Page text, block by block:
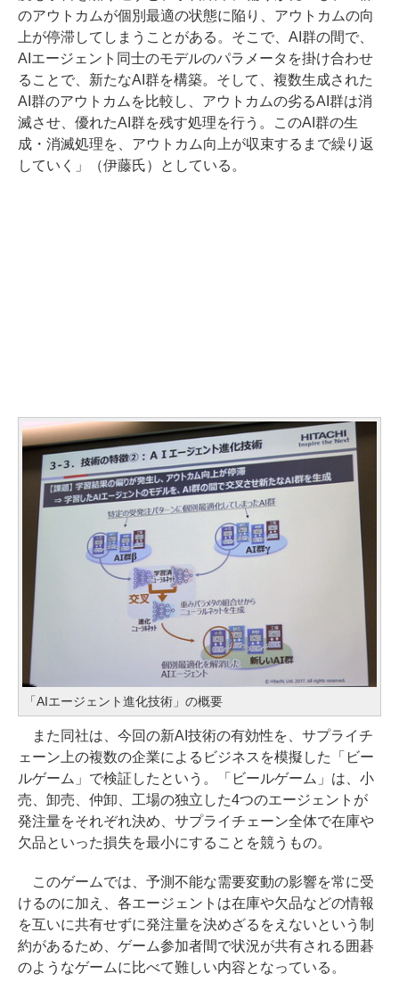
のアウトカムが個別最適の状態に陥り、アウトカムの向
上が停滞してしまうことがある。そこで、AI群の間で、
AIエージェント同士のモデルのパラメータを掛け合わせ
ることで、新たなAI群を構築。そして、複数生成された
AI群のアウトカムを比較し、アウトカムの劣るAI群は消
滅させ、優れたAI群を残す処理を行う。このAI群の生
成・消滅処理を、アウトカム向上が収束するまで繰り返
していく」（伊藤氏）としている。
「AIエージェント進化技術」の概要
また同社は、今回の新AI技術の有効性を、サプライチ
ェーン上の複数の企業によるビジネスを模擬した「ビー
ルゲーム」で検証したという。「ビールゲーム」は、小
売、卸売、仲卸、工場の独立した4つのエージェントが
発注量をそれぞれ決め、サプライチェーン全体で在庫や
欠品といった損失を最小にすることを競うもの。
このゲームでは、予測不能な需要変動の影響を常に受
けるのに加え、各エージェントは在庫や欠品などの情報
を互いに共有せずに発注量を決めざるをえないという制
約があるため、ゲーム参加者間で状況が共有される囲碁
のようなゲームに比べて難しい内容となっている。